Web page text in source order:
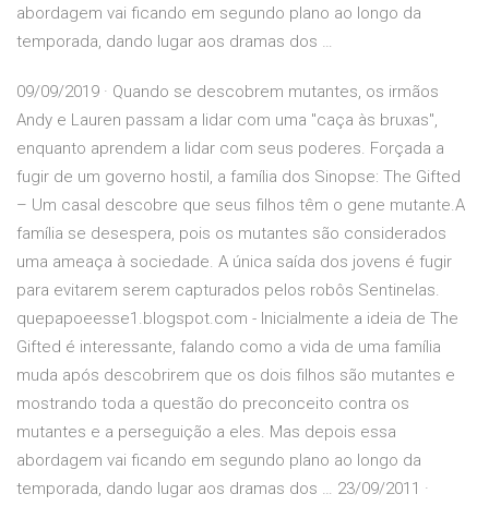
abordagem vai ficando em segundo plano ao longo da
temporada, dando lugar aos dramas dos …
09/09/2019 · Quando se descobrem mutantes, os irmãos
Andy e Lauren passam a lidar com uma "caça às bruxas",
enquanto aprendem a lidar com seus poderes. Forçada a
fugir de um governo hostil, a família dos Sinopse: The Gifted
– Um casal descobre que seus filhos têm o gene mutante.A
família se desespera, pois os mutantes são considerados
uma ameaça à sociedade. A única saída dos jovens é fugir
para evitarem serem capturados pelos robôs Sentinelas.
quepapoeesse1.blogspot.com - Inicialmente a ideia de The
Gifted é interessante, falando como a vida de uma família
muda após descobrirem que os dois filhos são mutantes e
mostrando toda a questão do preconceito contra os
mutantes e a perseguição a eles. Mas depois essa
abordagem vai ficando em segundo plano ao longo da
temporada, dando lugar aos dramas dos … 23/09/2011 ·